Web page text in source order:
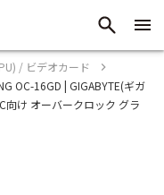
/ ビデオカード
OC-16GD | GIGABYTE(ギガ
向け オーバークロック グラ